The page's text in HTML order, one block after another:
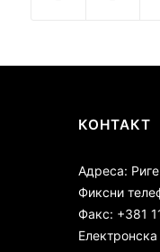
КОНТАКТ
Адреса:
Фиксни
Факс: +381